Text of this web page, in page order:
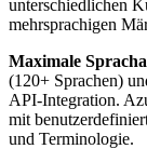
unterschiedlichen
mehrsprachigen
Maximale
(120+ Sprachen)
API-Integration.
mit
und Terminologie.